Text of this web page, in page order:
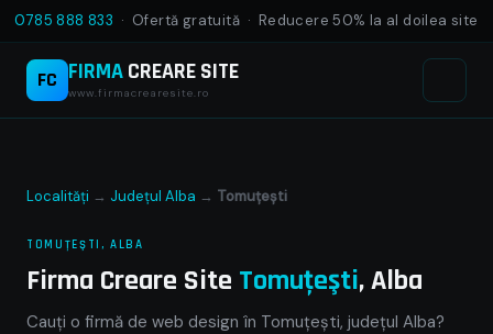
0785 888 833 · Ofertă gratuită · Reducere 50% la al doilea site
FC FIRMACREARE SITE
www.firmacrearesite.ro
Localități → Județul Alba → Tomuţeşti
TOMUŢEŞTI, ALBA
Firma Creare Site Tomuţeşti, Alba
Cauți o firmă de web design în Tomuţeşti, județul Alba?